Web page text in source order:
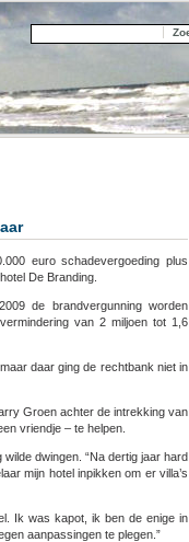
euro schadevergoeding plus
De Branding.
de brandvergunning worden
van 2 miljoen tot 1,6
daar ging de rechtbank niet in
Groen achter de intrekking van
vriendje – te helpen.
dwingen. “Na dertig jaar hard
mijn hotel inpikken om er villa’s
Ik was kapot, ik ben de enige in
aanpassingen te plegen.”